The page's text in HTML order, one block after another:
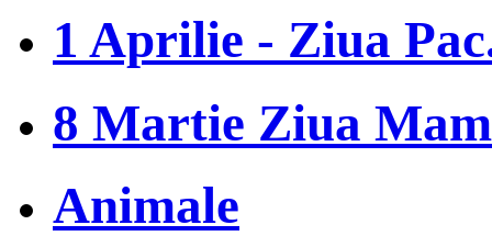
1 Aprilie - Ziua
8 Martie Ziua
Animale